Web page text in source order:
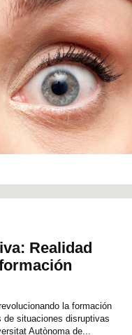
Realidad
la formación
situaciones disruptivas
Autònoma de...